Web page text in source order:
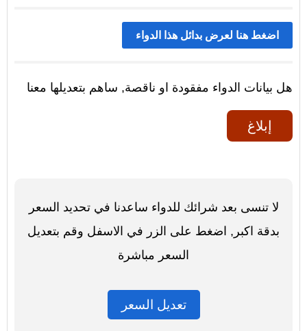
اضغط هنا لعرض بدائل هذا الدواء
هل بيانات الدواء مفقودة او ناقصة, ساهم بتعديلها معنا
إبلاغ
لا تنسى بعد شرائك للدواء ساعدنا في تحديد السعر
بدقة اكبر, اضغط على الزر في الاسفل وقم بتعديل
السعر مباشرة
تعديل السعر